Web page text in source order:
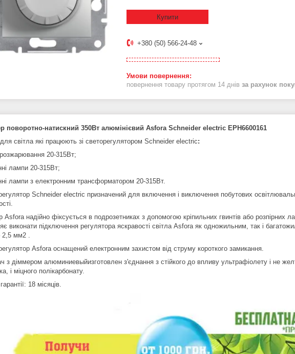
Купити
+380 (50) 566-24-48
повернення товару протягом 14 днів за рахунок
поворотно-натискний 350Вт алюмінієвий Asfora Schneider electric EPH6600161
світла які працюють зі светорегулятором Schneider electric:
20-315Вт;
лампи 20-315Вт;
лампи з електронним трансформатором 20-315Вт.
Schneider electric призначений для включення і виключення побутових
надійно фіксується в подрозетниках з допомогою кріпильних гвинтів або розпірних
виконати підключення регулятора яскравості світла Asfora як одножильним, так і
мм2 .
Asfora оснащений електронним захистом від струму короткого замикання.
з діммером алюминиевыйизготовлен з'єднання з стійкого до впливу ультрафіолету і не
і міцного полікарбонату.
18 місяців.